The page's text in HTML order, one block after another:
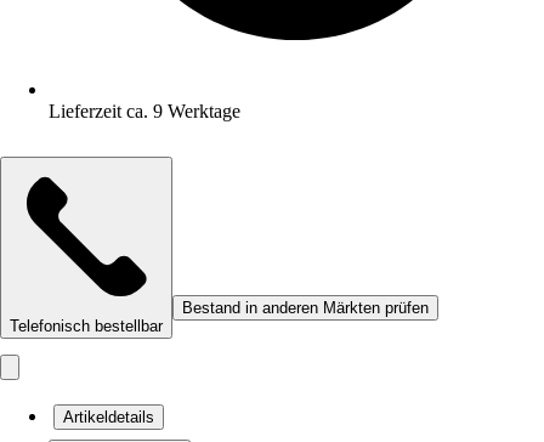
Lieferzeit ca. 9 Werktage
Telefonisch bestellbar
Bestand in anderen Märkten prüfen
Artikeldetails